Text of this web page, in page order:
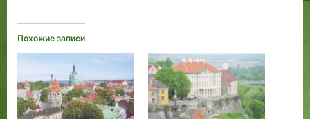
Похожие записи